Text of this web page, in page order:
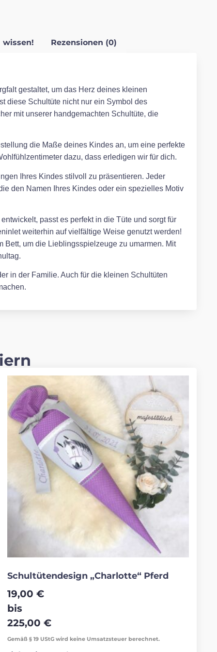
wissen! Rezensionen (0)
gestaltet, um das Herz deines kleinen
diese Schultüte nicht nur ein Symbol des
mit unserer handgemachten Schultüte, die
die Maße deines Kindes an, um eine perfekte
dazu, dass erledigen wir für dich.
Ihres Kindes stilvoll zu präsentieren. Jeder
den Namen Ihres Kindes oder ein spezielles Motiv
passt es perfekt in die Tüte und sorgt für
weiterhin auf vielfältige Weise genutzt werden!
um die Lieblingsspielzeuge zu umarmen. Mit
in der Familie. Auch für die kleinen Schultüten
Schultütendesign „Charlotte“ Pferd
19,00€
bis
225,00€
Gemäß § 19 UStG wird keine Umsatzsteuer berechnet.